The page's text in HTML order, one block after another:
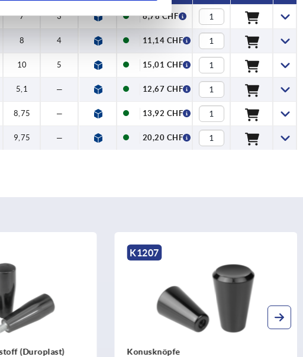
7 3 8,78 CHF
8 4 11,14 CHF
10 5 15,01 CHF
5,1 — 12,67 CHF
8,75 — 13,92 CHF
9,75 — 20,20 CHF
K1202
Konusgriffe Kunststoff (Duroplast),